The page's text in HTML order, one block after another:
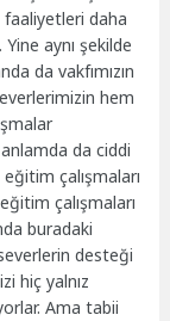
faaliyetleri daha
aynı şekilde
da vakfımızın
hem
da ciddi
çalışmaları
çalışmaları
buradaki
desteği
hiç yalnız
Ama tabii